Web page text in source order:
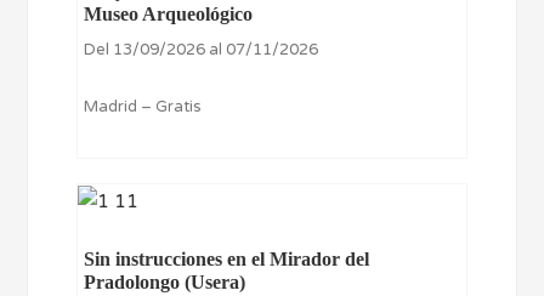
Museo Arqueológico
Del 13/09/2026 al 07/11/2026
Madrid – Gratis
Sin instrucciones en el Mirador del
Pradolongo (Usera)